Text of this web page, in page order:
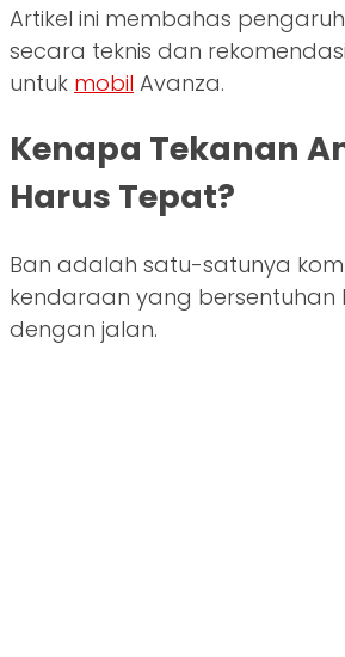
Artikel ini membahas
secara teknis dan
untuk mobil Avanza.
Kenapa Tekanan
Harus Tepat?
Ban adalah satu-satunya
kendaraan yang bersentuhan
dengan jalan.